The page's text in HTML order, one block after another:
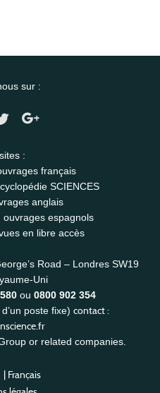
sur :
:
français
SCIENCES
anglais
espagnols
en libre accès
Road – Londres SW19
Uni
ou 0800 902 354
poste fixe) contact :
or related companies.
| Français